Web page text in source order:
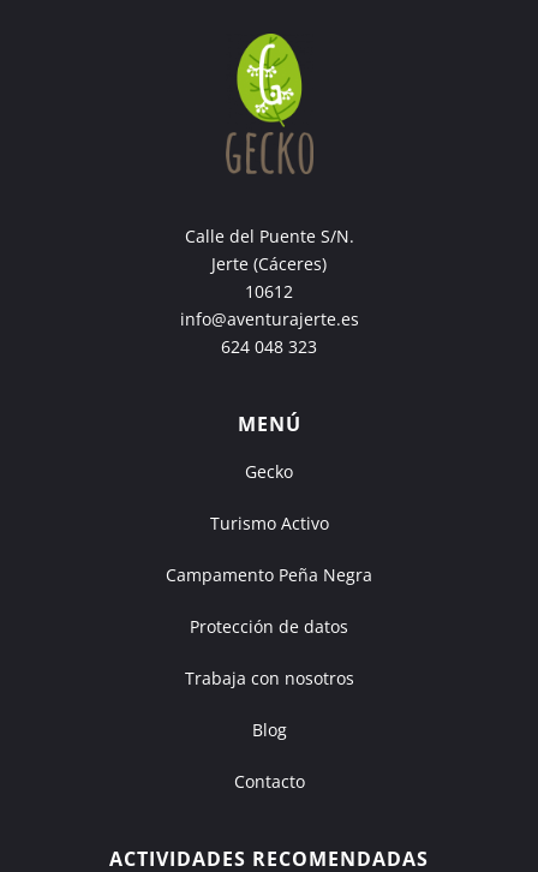
Calle del Puente S/N.
Jerte (Cáceres)
10612
info@aventurajerte.es
624 048 323
MENÚ
Gecko
Turismo Activo
Campamento Peña Negra
Protección de datos
Trabaja con nosotros
Blog
Contacto
ACTIVIDADES RECOMENDADAS